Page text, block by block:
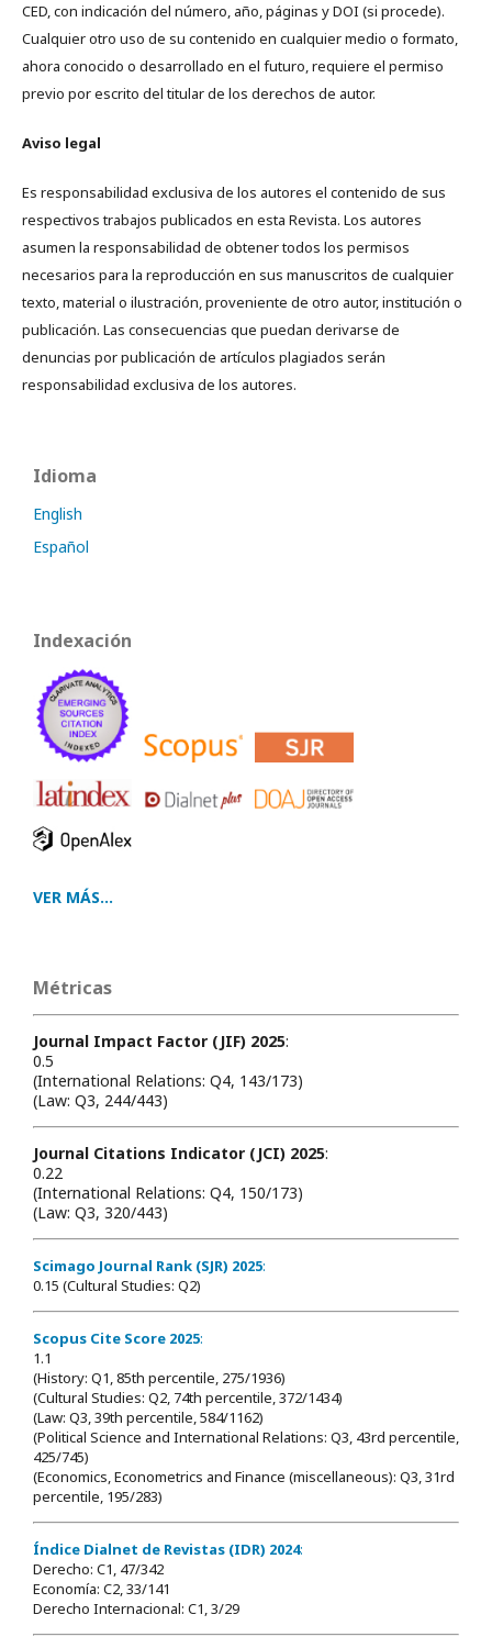
CED, con indicación del número, año, páginas y DOI (si procede).
Cualquier otro uso de su contenido en cualquier medio o formato,
ahora conocido o desarrollado en el futuro, requiere el permiso
previo por escrito del titular de los derechos de autor.
Aviso legal
Es responsabilidad exclusiva de los autores el contenido de sus
respectivos trabajos publicados en esta Revista. Los autores
asumen la responsabilidad de obtener todos los permisos
necesarios para la reproducción en sus manuscritos de cualquier
texto, material o ilustración, proveniente de otro autor, institución o
publicación. Las consecuencias que puedan derivarse de
denuncias por publicación de artículos plagiados serán
responsabilidad exclusiva de los autores.
Idioma
English
Español
Indexación
VER MÁS...
Métricas
Journal Impact Factor (JIF) 2025:
0.5
(International Relations: Q4, 143/173)
(Law: Q3, 244/443)
Journal Citations Indicator (JCI) 2025:
0.22
(International Relations: Q4, 150/173)
(Law: Q3, 320/443)
Scimago Journal Rank (SJR) 2025:
0.15 (Cultural Studies: Q2)
Scopus Cite Score 2025:
1.1
(History: Q1, 85th percentile, 275/1936)
(Cultural Studies: Q2, 74th percentile, 372/1434)
(Law: Q3, 39th percentile, 584/1162)
(Political Science and International Relations: Q3, 43rd percentile,
425/745)
(Economics, Econometrics and Finance (miscellaneous): Q3, 31rd
percentile, 195/283)
Índice Dialnet de Revistas (IDR) 2024:
Derecho: C1, 47/342
Economía: C2, 33/141
Derecho Internacional: C1, 3/29